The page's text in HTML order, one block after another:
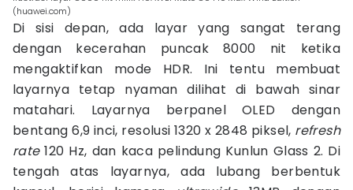
(huawei.com)
Di sisi depan, ada layar yang sangat terang
dengan kecerahan puncak 8000 nit ketika
mengaktifkan mode HDR. Ini tentu membuat
layarnya tetap nyaman dilihat di bawah sinar
matahari. Layarnya berpanel OLED dengan
bentang 6,9 inci, resolusi 1320 x 2848 piksel, refresh
rate120 Hz, dan kaca pelindung Kunlun Glass 2. Di
tengah atas layarnya, ada lubang berbentuk